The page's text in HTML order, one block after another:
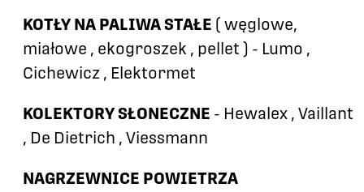
KOTŁY NA PALIWA STAŁE ( węglowe,
miałowe , ekogroszek , pellet ) - Lumo ,
Cichewicz , Elektormet
KOLEKTORY SŁONECZNE - Hewalex , Vaillant
, De Dietrich , Viessmann
NAGRZEWNICE POWIETRZA